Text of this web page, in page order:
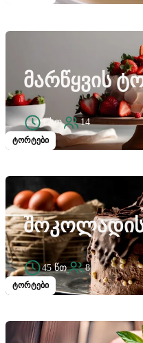
ტორტები
ᲛᲐᲠᲬᲧᲕᲘᲡ
1 სთ 14
ტორტები
45 წთ 8